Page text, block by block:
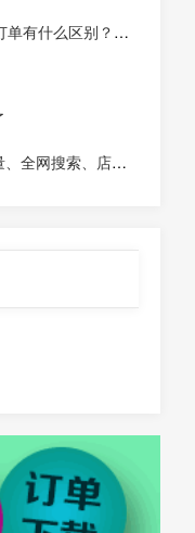
单有什么区别？怎
？预售中支付了定
全网搜索、店铺